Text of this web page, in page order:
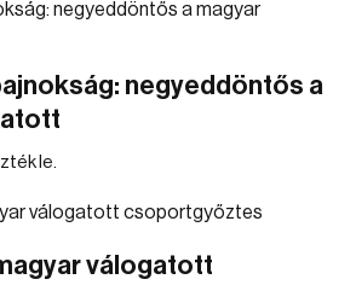
negyeddöntős a
le.
válogatott